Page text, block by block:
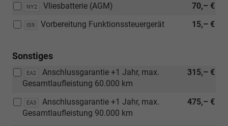
Verbindung
mit
Leichtmetallräder)
NY2 70,– €
Vliesbatterie (AGM)
IS9 15,– €
Vorbereitung Funktionssteuergerät
Sonstiges
EA2 315,– €
Anschlussgarantie +1 Jahr, max.
Gesamtlaufleistung 60.000 km
EA3 475,– €
Anschlussgarantie +1 Jahr, max.
Gesamtlaufleistung 90.000 km